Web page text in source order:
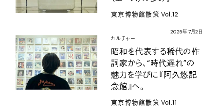
東京博物館散策 Vol.12
2025年7月2日
カルチャー
昭和を代表する稀代の作
詞家から、“時代遅れ”の
魅力を学びに『阿久悠記
念館』へ。
東京博物館散策 Vol.11